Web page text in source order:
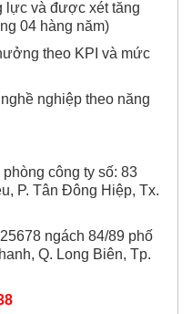
lực và được xét tăng
04 hàng năm)
theo KPI và mức
nghiệp theo năng
công ty số: 83
P. Tân Đông Hiệp, Tx.
ngách 84/89 phố
Q. Long Biên, Tp.